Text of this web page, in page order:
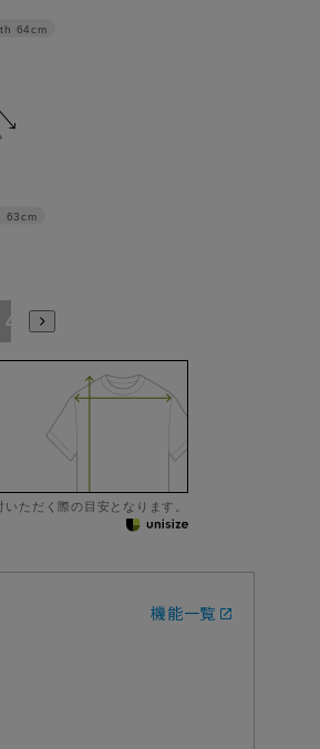
63cm
64cm
4L
ただく際の目安となります。
機能一覧